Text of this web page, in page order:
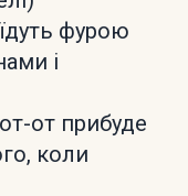
фурою
і
от прибуде
коли